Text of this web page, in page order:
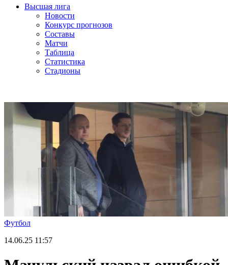
Высшая лига
Новости
Конкурс прогнозов
Составы
Матчи
Таблица
Статистика
Стадионы
Футбол
14.06.25 11:57